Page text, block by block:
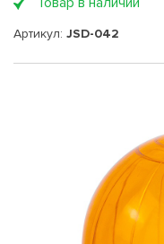
Артикул: JSD-042